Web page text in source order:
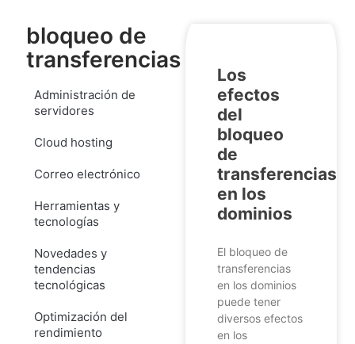
bloqueo de
transferencias
Administración de
servidores
Cloud hosting
Correo electrónico
Herramientas y
tecnologías
Novedades y
tendencias
tecnológicas
Optimización del
rendimiento
Los
efectos
del
bloqueo
de
transferencias
en los
dominios
El bloqueo de
transferencias
en los dominios
puede tener
diversos efectos
en los